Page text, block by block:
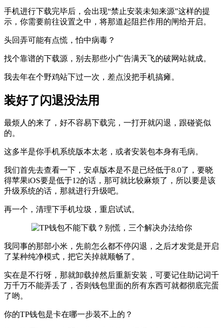
手机进行下载完毕后，会出现“禁止安装未知来源”这样的提
示，你需要前往设置之中，将那道起阻拦作用的闸给开启。
头回弄可能有点慌，怕中病毒？
找个靠谱的下载源，别去那些小广告满天飞的破网站就成。
我去年在个野鸡站下过一次，差点没把手机搞瘫。
装好了闪退没法用
最烦人的来了，好不容易下载完，一打开就闪退，跟碰瓷似
的。
这多半是你手机系统版本太老，或者安装包本身有毛病。
我们首先去查看一下，安卓版本是不是已经低于8.0了，要晓
得苹果iOS要是低于12的话，那可就比较麻烦了，所以要是该
升级系统的话，那就进行升级吧。
再一个，清理下手机垃圾，重启试试。
我同事的那部小米，先前怎么都不停闪退，之后才发觉是开启
了某种纯净模式，把它关掉就顺畅了。
实在是不行呀，那就卸载掉然后重新安装，可要记住助记词千
万千万不能弄丢了，否则钱包里面的所有东西可就都彻底完蛋
了哟。
你的TP钱包是卡在哪一步装不上的？